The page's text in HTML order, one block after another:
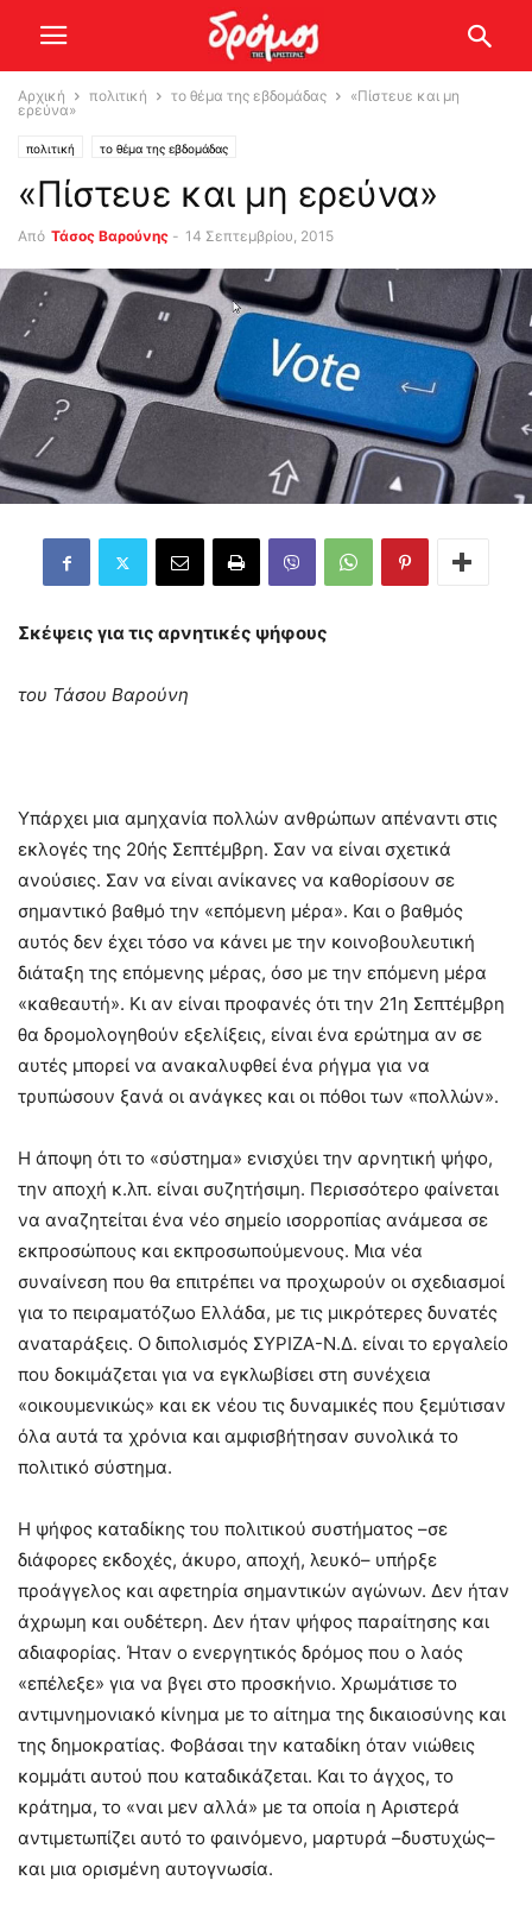
Αρχική πολιτική το θέμα της εβδομάδας
«Πίστευε και μη
ερεύνα»
πολιτική το θέμα της εβδομάδας
«Πίστευε και μη ερεύνα»
Από Τάσος Βαρούνης - 14 Σεπτεμβρίου, 2015
Σκέψεις για τις αρνητικές ψήφους
του Τάσου Βαρούνη
Υπάρχει μια αμηχανία πολλών ανθρώπων απέναντι στις
εκλογές της 20ής Σεπτέμβρη. Σαν να είναι σχετικά
ανούσιες. Σαν να είναι ανίκανες να καθορίσουν σε
σημαντικό βαθμό την «επόμενη μέρα». Και ο βαθμός
αυτός δεν έχει τόσο να κάνει με την κοινοβουλευτική
διάταξη της επόμενης μέρας, όσο με την επόμενη μέρα
«καθεαυτή». Κι αν είναι προφανές ότι την 21η Σεπτέμβρη
θα δρομολογηθούν εξελίξεις, είναι ένα ερώτημα αν σε
αυτές μπορεί να ανακαλυφθεί ένα ρήγμα για να
τρυπώσουν ξανά οι ανάγκες και οι πόθοι των «πολλών».
Η άποψη ότι το «σύστημα» ενισχύει την αρνητική ψήφο,
την αποχή κ.λπ. είναι συζητήσιμη. Περισσότερο φαίνεται
να αναζητείται ένα νέο σημείο ισορροπίας ανάμεσα σε
εκπροσώπους και εκπροσωπούμενους. Μια νέα
συναίνεση που θα επιτρέπει να προχωρούν οι σχεδιασμοί
για το πειραματόζωο Ελλάδα, με τις μικρότερες δυνατές
αναταράξεις. Ο διπολισμός ΣΥΡΙΖΑ-Ν.Δ. είναι το εργαλείο
που δοκιμάζεται για να εγκλωβίσει στη συνέχεια
«οικουμενικώς» και εκ νέου τις δυναμικές που ξεμύτισαν
όλα αυτά τα χρόνια και αμφισβήτησαν συνολικά το
πολιτικό σύστημα.
Η ψήφος καταδίκης του πολιτικού συστήματος –σε
διάφορες εκδοχές, άκυρο, αποχή, λευκό– υπήρξε
προάγγελος και αφετηρία σημαντικών αγώνων. Δεν ήταν
άχρωμη και ουδέτερη. Δεν ήταν ψήφος παραίτησης και
αδιαφορίας. Ήταν ο ενεργητικός δρόμος που ο λαός
«επέλεξε» για να βγει στο προσκήνιο. Χρωμάτισε το
αντιμνημονιακό κίνημα με το αίτημα της δικαιοσύνης και
της δημοκρατίας. Φοβάσαι την καταδίκη όταν νιώθεις
κομμάτι αυτού που καταδικάζεται. Και το άγχος, το
κράτημα, το «ναι μεν αλλά» με τα οποία η Αριστερά
αντιμετωπίζει αυτό το φαινόμενο, μαρτυρά –δυστυχώς–
και μια ορισμένη αυτογνωσία.